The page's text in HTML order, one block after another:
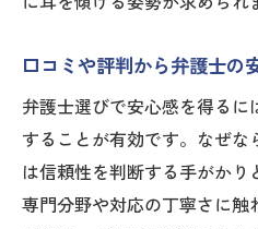
口コミや評判から弁護士の
弁護士選びで安心感を得るに
することが有効です。なぜ
は信頼性を判断する手がかり
専門分野や対応の丁寧さに触